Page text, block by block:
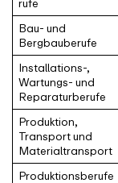
rufe
Bau- und
Bergbauberufe
Installations-,
Wartungs- und
Reparaturberufe
Produktion,
Transport und
Materialtransport
Produktionsberufe